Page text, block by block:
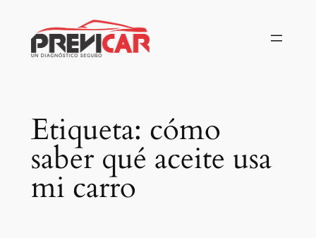
contenido
Etiqueta: cómo
saber qué aceite usa
mi carro